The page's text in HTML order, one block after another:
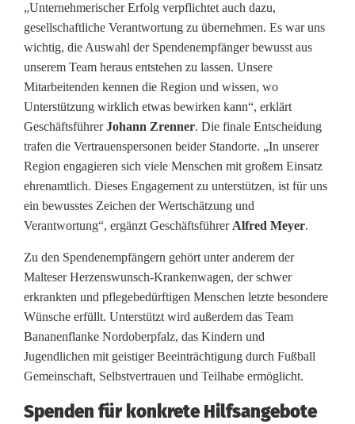
a
l
e
s
E
n
g
a
g
e
m
e
n
t
„Unternehmerischer Erfolg verpflichtet auch dazu,
gesellschaftliche Verantwortung zu übernehmen. Es war uns
wichtig, die Auswahl der Spendenempfänger bewusst aus
unserem Team heraus entstehen zu lassen. Unsere
Mitarbeitenden kennen die Region und wissen, wo
Unterstützung wirklich etwas bewirken kann“, erklärt
GeschäftsführerJohann Zrenner. Die finale Entscheidung
trafen die Vertrauenspersonen beider Standorte. „In unserer
Region engagieren sich viele Menschen mit großem Einsatz
ehrenamtlich. Dieses Engagement zu unterstützen, ist für uns
ein bewusstes Zeichen der Wertschätzung und
Verantwortung“, ergänzt Geschäftsführer Alfred Meyer.
Zu den Spendenempfängern gehört unter anderem der
Malteser Herzenswunsch-Krankenwagen, der schwer
erkrankten und pflegebedürftigen Menschen letzte besondere
Wünsche erfüllt. Unterstützt wird außerdem das Team
Bananenflanke Nordoberpfalz, das Kindern und
Jugendlichen mit geistiger Beeinträchtigung durch Fußball
Gemeinschaft, Selbstvertrauen und Teilhabe ermöglicht.
Spenden für konkrete Hilfsangebote